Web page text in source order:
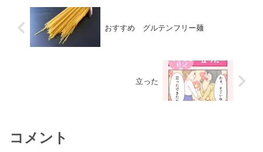
おすすめ グルテンフリー麺
立った
コメント